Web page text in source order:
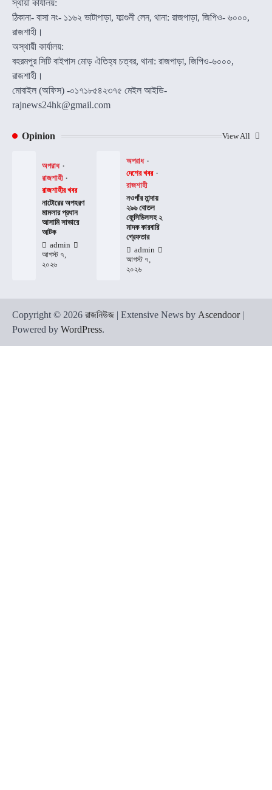
স্থায়ী কার্যালয়:
ঠিকানা- বাসা নং- ১১৬২ ভাটাপাড়া, ফাল্গুনী লেন, থানা: রাজপাড়া, জিপিও- ৬০০০,
রাজশাহী।
অস্থায়ী কার্যালয়:
বহরমপুর সিটি বাইপাস মোড় ঐতিহ্য চত্বর, থানা: রাজপাড়া, জিপিও-৬০০০,
রাজশাহী।
মোবাইল (অফিস) -০১৭১৮৫৪২৩৭৫ মেইল আইডি-
rajnews24hk@gmail.com
Opinion View All
অপরাধ
রাজশাহী
রাজশাহীর খবর
নাটোরের অপহরণ
মামলার প্রধান
আসামি সাভারে
আটক
admin
আগস্ট ৭,
২০২৬
অপরাধ
দেশের খবর
রাজশাহী
নওগাঁর মান্দায়
২৯৬ বোতল
ফেন্সিডিলসহ ২
মাদক কারবারি
গ্রেফতার
admin
আগস্ট ৭,
২০২৬
Copyright © 2026 রাজনিউজ | Extensive News by Ascendoor|
Powered by WordPress.